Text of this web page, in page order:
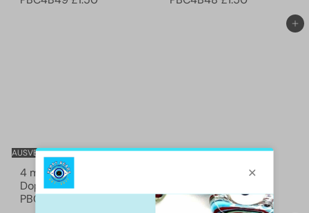
AUSVERKAUFT
4 mm Kristall
Doppelkegelperlen,
PBC4B43
In den Einkaufswagen legen
PBC4B38£1.50